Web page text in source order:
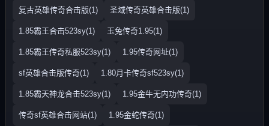
复古英雄传奇合击版(1) 圣域传奇英雄合击版(1)
1.85霸王合击523sy(1) 玉兔传奇1.95(1)
1.85霸王传奇私服523sy(1) 1.95传奇网址(1)
sf英雄合击版传奇(1) 1.80月卡传奇sf523sy(1)
1.85霸天神龙合击523sy(1) 1.95金牛无内功传奇(1)
传奇sf英雄合击网站(1) 1.95金蛇传奇(1)